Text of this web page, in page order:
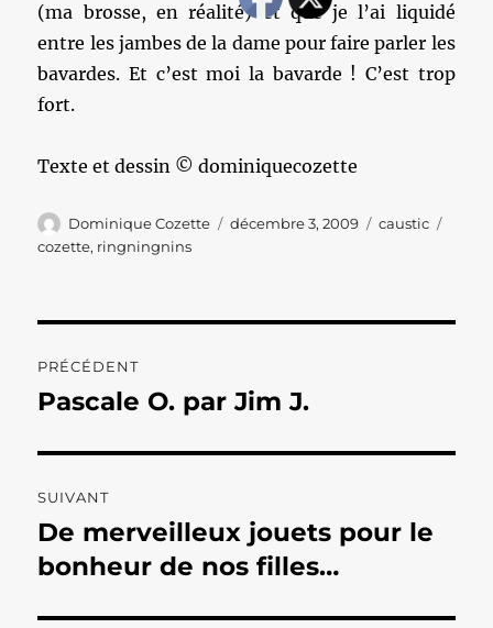
(ma brosse, en réalité) et que je l’ai liquidé
entre les jambes de la dame pour faire parler les
bavardes. Et c’est moi la bavarde ! C’est trop
fort.
Texte et dessin © dominiquecozette
Auteur
Dominique Cozette
Publié
décembre 3, 2009 Catégories
caustic
cozette, ringningnins
de
PRÉCÉDENT
Publication
Pascale O. par Jim J.
SUIVANT
Publication
suivante :
De merveilleux jouets pour le
bonheur de nos filles…